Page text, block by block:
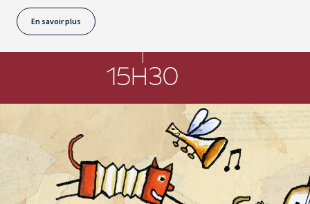
En savoir plus
15H30